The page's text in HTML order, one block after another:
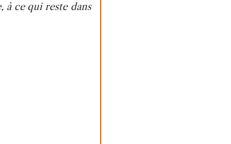
à ce qui reste dans